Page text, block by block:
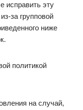
исправить эту
за групповой
ниже
политикой
на случай,